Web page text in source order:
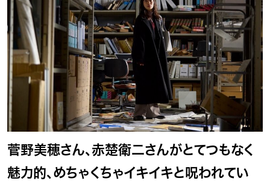
菅野美穂さん、赤楚衛二さんがとてつもなく
魅力的、めちゃくちゃイキイキと呪われてい